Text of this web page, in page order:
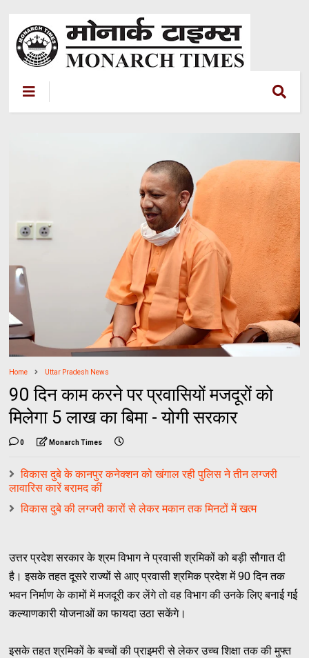
Home Uttar Pradesh News
90 दिन काम करने पर प्रवासियों मजदूरों को
मिलेगा 5 लाख का बिमा - योगी सरकार
0 Monarch Times
विकास दुबे के कानपुर कनेक्शन को खंगाल रही पुलिस ने तीन लग्जरी
लावारिस कारें बरामद कीं
विकास दुबे की लग्जरी कारों से लेकर मकान तक मिनटों में खत्म
उत्तर प्रदेश सरकार के श्रम विभाग ने प्रवासी श्रमिकों को बड़ी सौगात दी
है। इसके तहत दूसरे राज्यों से आए प्रवासी श्रमिक प्रदेश में 90 दिन तक
भवन निर्माण के कामों में मजदूरी कर लेंगे तो वह विभाग की उनके लिए बनाई गई
कल्याणकारी योजनाओं का फायदा उठा सकेंगे।
इसके तहत श्रमिकों के बच्चों की प्राइमरी से लेकर उच्च शिक्षा तक की मुफ्त